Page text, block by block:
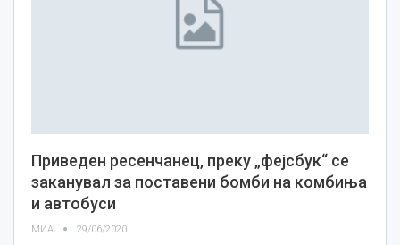
Приведен ресенчанец, преку „фејсбук“ се
заканувал за поставени бомби на комбиња
и автобуси
МИА 29/06/2020